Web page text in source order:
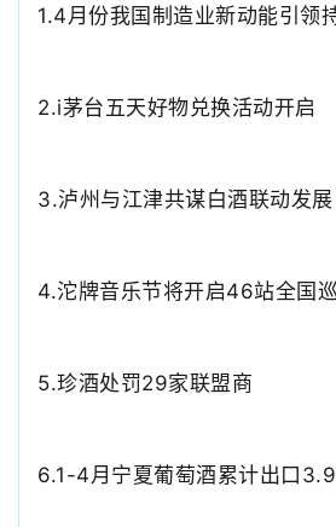
1.4月份我国制造业新动能引领
2.i茅台五天好物兑换活动开启
3.泸州与江津共谋白酒联动发展
4.沱牌音乐节将开启46站全国
5.珍酒处罚29家联盟商
6.1-4月宁夏葡萄酒累计出口